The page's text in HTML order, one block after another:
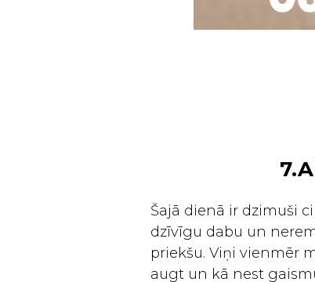
Šajā dienā ir dzimuši
dzīvīgu dabu un
priekšu. Viņi vienmēr
augt un kā nest